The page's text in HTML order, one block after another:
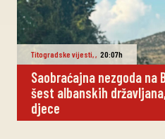
Titogradske vijesti,, 20:07h
Saobraćajna nezgoda na
šest albanskih
djece